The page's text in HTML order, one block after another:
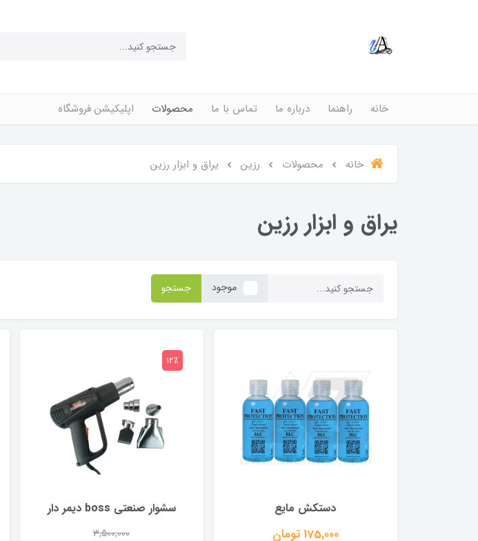
خانه راهنما درباره ما تماس با ما محصولات اپلیکیشن فروشگاه
خانه محصولات رزین یراق و ابزار رزین
یراق و ابزار رزین
موجود جستجو
دستکش مایع
175,000 تومان
سشوار صنعتی boss دیمر دار
3,500,000
12٪